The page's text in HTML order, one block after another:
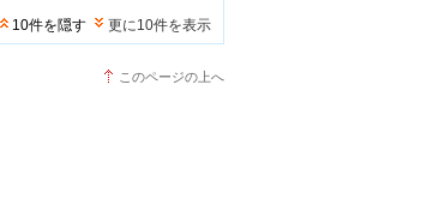
10件を隠す 更に10件を表示
このページの上へ